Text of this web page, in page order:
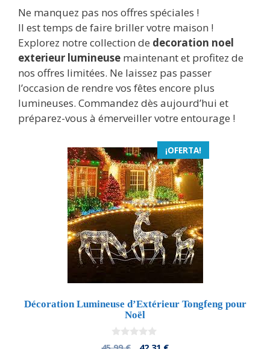
Ne manquez pas nos offres spéciales !
Il est temps de faire briller votre maison !
Explorez notre collection de decoration noel
exterieur lumineuse maintenant et profitez de
nos offres limitées. Ne laissez pas passer
l’occasion de rendre vos fêtes encore plus
lumineuses. Commandez dès aujourd’hui et
préparez-vous à émerveiller votre entourage !
¡OFERTA!
Décoration Lumineuse d’Extérieur Tongfeng pour
Noël
0